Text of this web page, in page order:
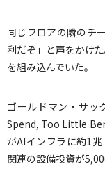
同じフロアの隣のチ
利だぞ」と声をかけ
を組み込んでいた。
ゴールドマン・サッ
Spend, Too Little
がAIインフラに約1
関連の設備投資が